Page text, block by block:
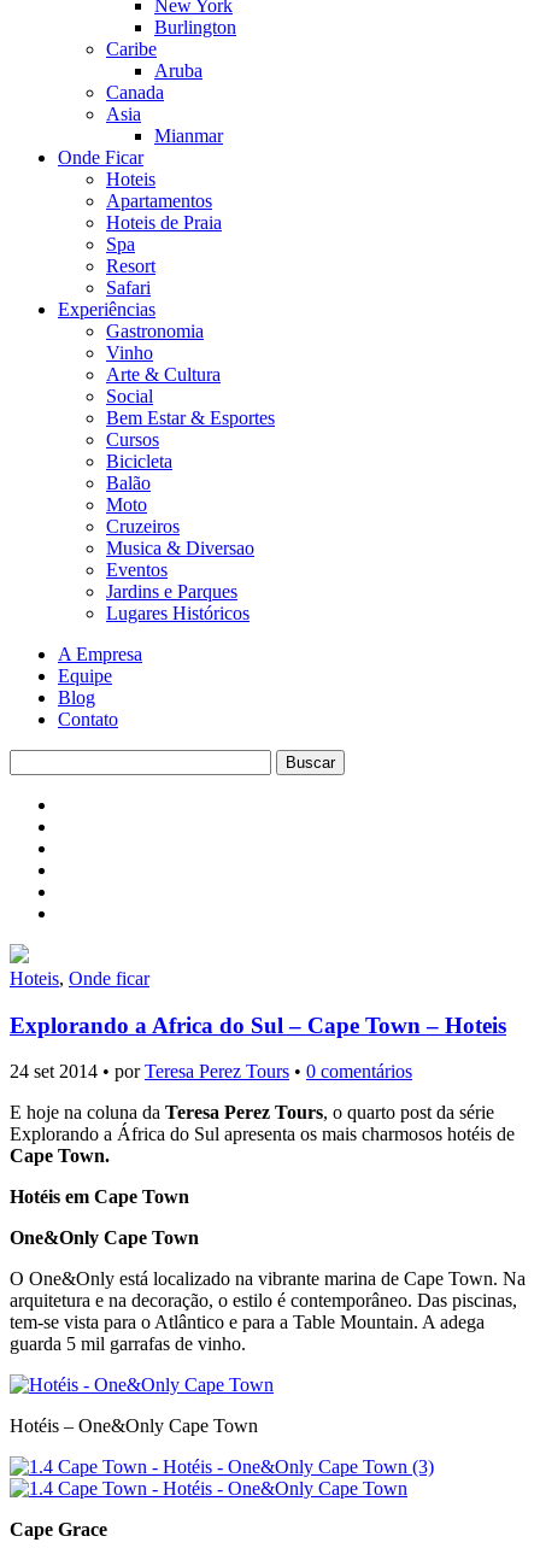
New York
Burlington
Caribe
Aruba
Canada
Asia
Mianmar
Onde Ficar
Hoteis
Apartamentos
Hoteis de Praia
Spa
Resort
Safari
Experiências
Gastronomia
Vinho
Arte & Cultura
Social
Bem Estar & Esportes
Cursos
Bicicleta
Balão
Moto
Cruzeiros
Musica & Diversao
Eventos
Jardins e Parques
Lugares Históricos
A Empresa
Equipe
Blog
Contato
Hoteis, Onde ficar
Explorando a Africa do Sul – Cape Town – Hoteis
24 set 2014 • porTeresa Perez Tours • 0 comentários
E hoje na coluna da Teresa Perez Tours, o quarto post da série
Explorando a África do Sul apresenta os mais charmosos hotéis de
Cape Town.
Hotéis em Cape Town
One&Only Cape Town
O One&Only está localizado na vibrante marina de Cape Town. Na
arquitetura e na decoração, o estilo é contemporâneo. Das piscinas,
tem-se vista para o Atlântico e para a Table Mountain. A adega
guarda 5 mil garrafas de vinho.
Hotéis – One&Only Cape Town
Cape Grace